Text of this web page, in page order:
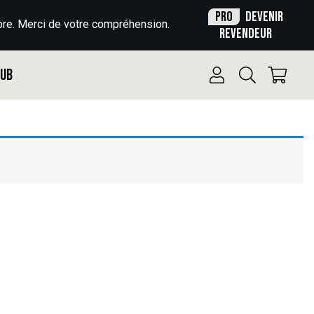
Merci de votre compréhension. Pro
Devenir
revendeur